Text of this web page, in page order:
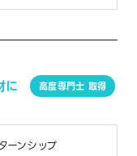
に 高度専門士 取得
ーンシップ